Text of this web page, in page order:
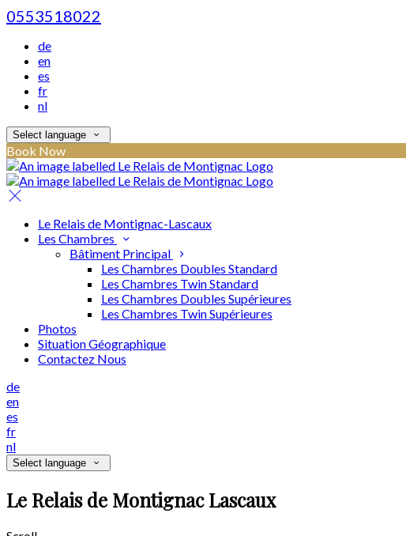
0553518022
de
en
es
fr
nl
Select language
Book Now
Le Relais de Montignac-Lascaux
Les Chambres
Bâtiment Principal
Les Chambres Doubles Standard
Les Chambres Twin Standard
Les Chambres Doubles Supérieures
Les Chambres Twin Supérieures
Photos
Situation Géographique
Contactez Nous
de
en
es
fr
nl
Select language
Le Relais de Montignac Lascaux